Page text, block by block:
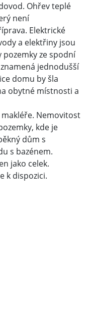
Ohřev teplé
není
Elektrické
a elektřiny jsou
ze spodní
jednodušší
domu by šla
obytné místnosti a
Nemovitost
kde je
dům s
s bazénem.
jako celek.
k dispozici.